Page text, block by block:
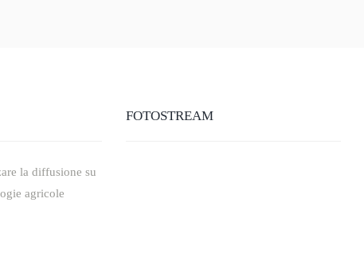
la diffusione su
agricole
FOTOSTREAM